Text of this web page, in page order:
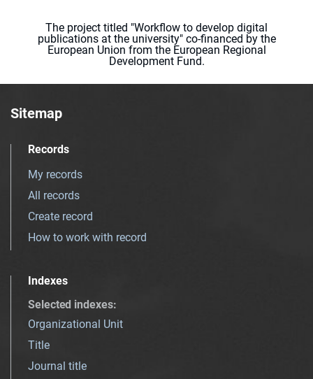
The project titled "Workflow to develop digital
publications at the university" co-financed by the
European Union from the European Regional
Development Fund.
Sitemap
Records
My records
All records
Create record
How to work with record
Indexes
Selected indexes:
Organizational Unit
Title
Journal title